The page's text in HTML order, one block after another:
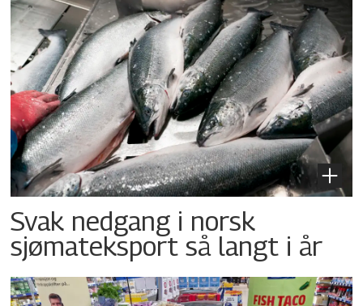
Svak nedgang i norsk
sjømateksport så langt i år